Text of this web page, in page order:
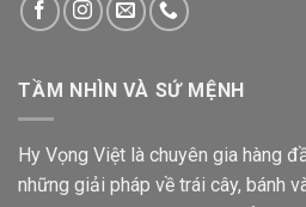
TẦM NHÌN VÀ SỨ MỆNH
Hy Vọng Việt là chuyên gia hàng
những giải pháp về trái cây, bánh